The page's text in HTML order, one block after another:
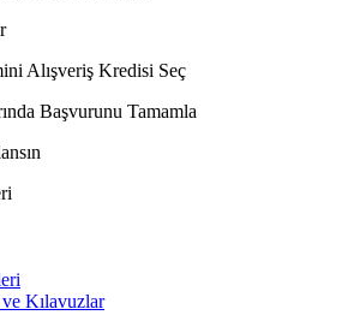
Alışveriş Kredisi Seç
Başvurunu Tamamla
Kılavuzlar